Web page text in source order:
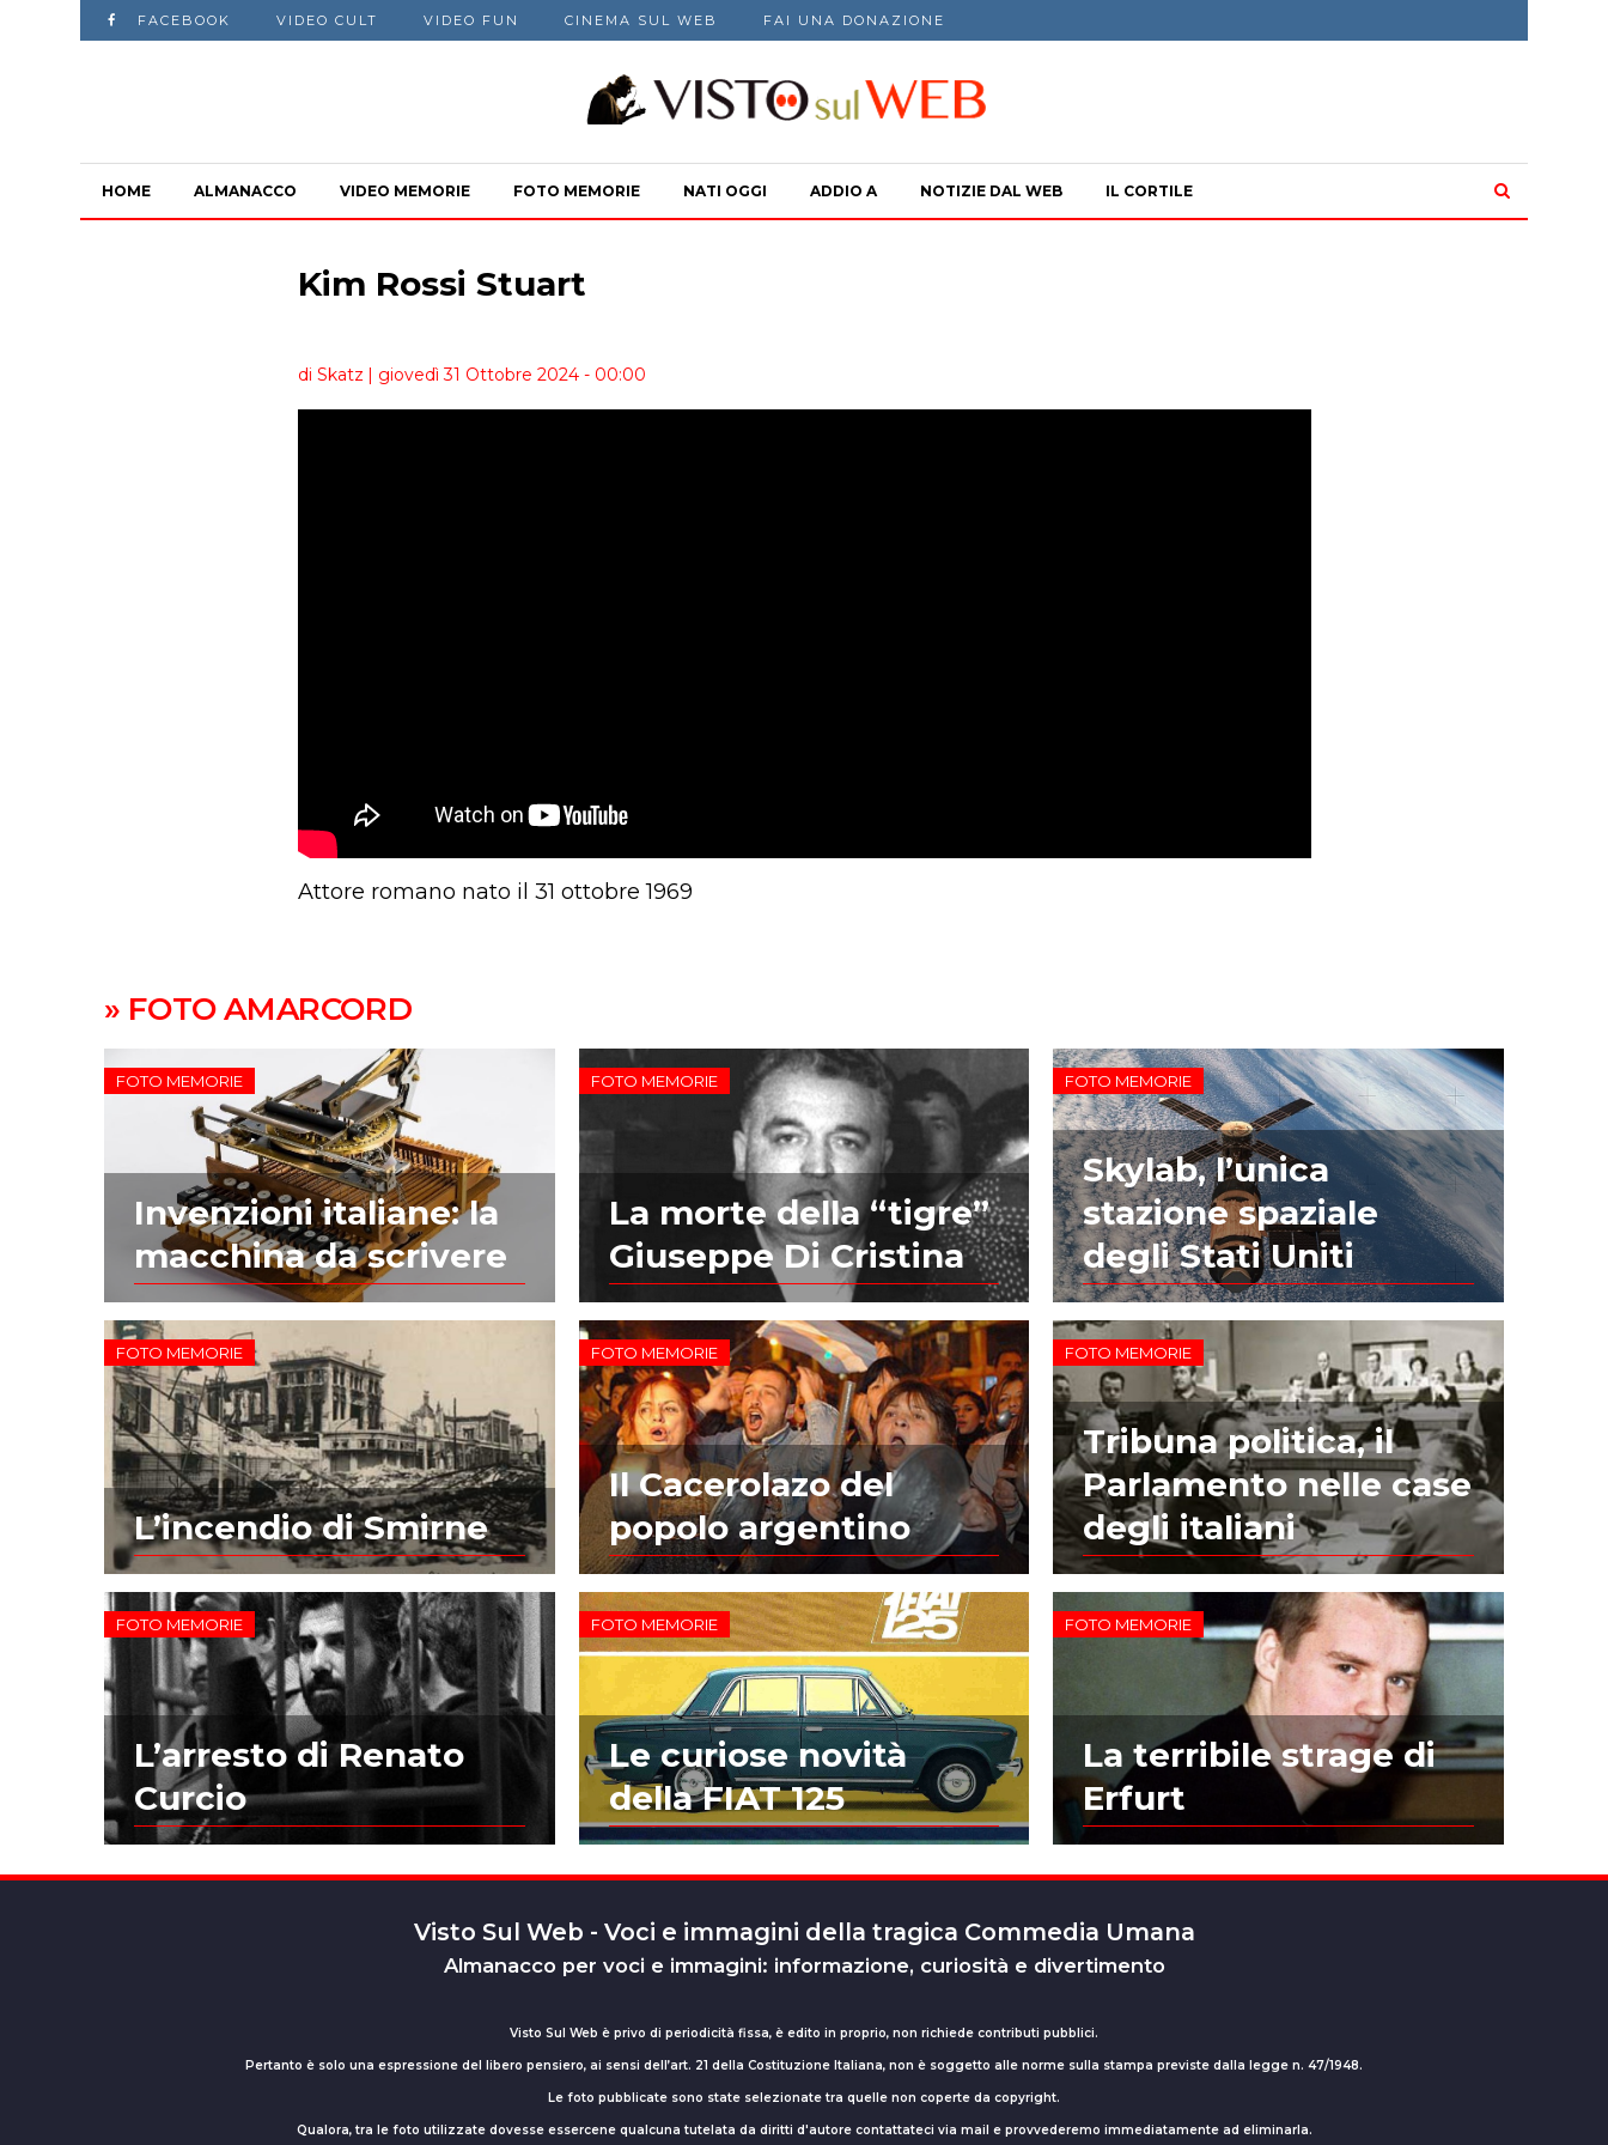
FACEBOOK VIDEO CULT VIDEO FUN CINEMA SUL WEB FAI UNA DONAZIONE
HOME ALMANACCO VIDEO MEMORIE FOTO MEMORIE NATI OGGI ADDIO A NOTIZIE DAL WEB IL CORTILE
Kim Rossi Stuart
di Skatz | giovedì 31 Ottobre 2024 - 00:00
Attore romano nato il 31 ottobre 1969
» FOTO AMARCORD
FOTO MEMORIE
Invenzioni italiane: la
macchina da scrivere
FOTO MEMORIE
La morte della “tigre”
Giuseppe Di Cristina
FOTO MEMORIE
Skylab, l’unica
stazione spaziale
degli Stati Uniti
FOTO MEMORIE
L’incendio di Smirne
FOTO MEMORIE
Il Cacerolazo del
popolo argentino
FOTO MEMORIE
Tribuna politica, il
Parlamento nelle case
degli italiani
FOTO MEMORIE
L’arresto di Renato
Curcio
FOTO MEMORIE
Le curiose novità
della FIAT 125
FOTO MEMORIE
La terribile strage di
Erfurt
Visto Sul Web - Voci e immagini della tragica Commedia Umana
Almanacco per voci e immagini: informazione, curiosità e divertimento
Visto Sul Web è privo di periodicità fissa, è edito in proprio, non richiede contributi pubblici.
Pertanto è solo una espressione del libero pensiero, ai sensi dell’art. 21 della Costituzione Italiana, non è soggetto alle norme sulla stampa previste dalla legge n. 47/1948.
Le foto pubblicate sono state selezionate tra quelle non coperte da copyright.
Qualora, tra le foto utilizzate dovesse essercene qualcuna tutelata da diritti d'autore contattateci via mail e provvederemo immediatamente ad eliminarla.